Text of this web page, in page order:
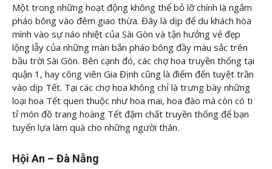
Một trong những hoạt động không thể bỏ lỡ chính là ngắm
pháo bông vào đêm giao thừa. Đây là dịp để du khách hòa
mình vào sự náo nhiệt của Sài Gòn và tận hưởng vẻ đẹp
lộng lẫy của những màn bắn pháo bông đầy màu sắc trên
bầu trời Sài Gòn. Bên cạnh đó, các chợ hoa truyền thống tại
quận 1, hay công viên Gia Định cũng là điểm đến tuyệt trần
vào dịp Tết. Tại các chợ hoa không chỉ là trưng bày những
loại hoa Tết quen thuộc như hoa mai, hoa đào mà còn có ti
tỉ món đồ trang hoàng Tết đậm chất truyền thống để bạn
tuyển lựa làm quà cho những người thân.
Hội An – Đà Nẵng